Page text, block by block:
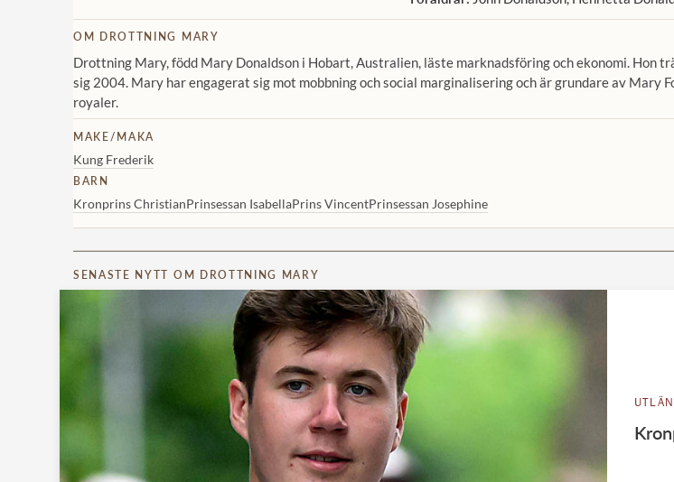
OM DROTTNING MARY
Drottning Mary, född Mary Donaldson i Hobart, Australien, läste marknadsföring och ekonomi. Hon
sig 2004. Mary har engagerat sig mot mobbning och social marginalisering och är grundare av Mary
royaler.
MAKE/MAKA
Kung Frederik
BARN
Kronprins ChristianPrinsessan IsabellaPrins VincentPrinsessan Josephine
SENASTE NYTT OM DROTTNING MARY